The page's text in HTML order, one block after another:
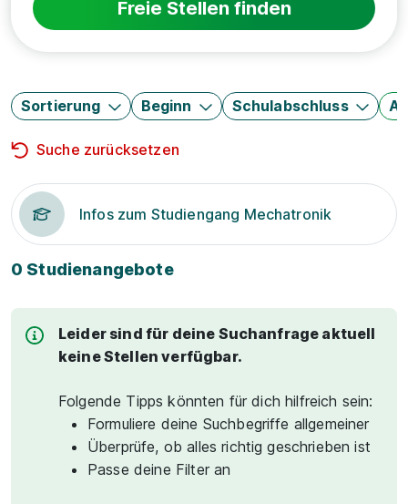
Freie Stellen finden
Sortierung Beginn Schulabschluss
Suche zurücksetzen
Infos zum Studiengang Mechatronik
0 Studienangebote
Leider sind für deine Suchanfrage aktuell
keine Stellen verfügbar.
Folgende Tipps könnten für dich hilfreich sein:
Formuliere deine Suchbegriffe allgemeiner
Überprüfe, ob alles richtig geschrieben ist
Passe deine Filter an